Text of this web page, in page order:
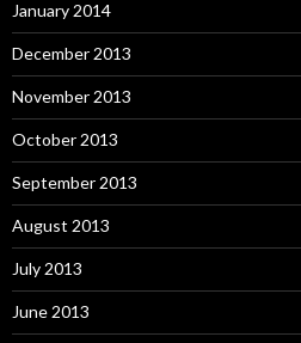
January 2014
December 2013
November 2013
October 2013
September 2013
August 2013
July 2013
June 2013